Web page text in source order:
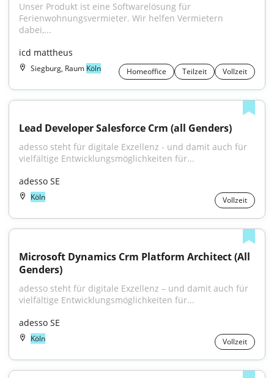
Unser Produkt ist eine Softwarelösung für
Ferienwohnungsvermieter. Wir helfen Vermietern
dabei,...
icd mattheus
Siegburg, Raum Köln Homeoffice Teilzeit Vollzeit
Lead Developer Salesforce Crm (all Genders)
adesso steht für digitale Exzellenz - und damit auch für
vielfältige Entwicklungsmöglichkeiten für...
adesso SE
Köln Vollzeit
Microsoft Dynamics Crm Platform Architect (All
Genders)
adesso steht für digitale Exzellenz – und damit auch für
vielfältige Entwicklungsmöglichkeiten für...
adesso SE
Köln Vollzeit